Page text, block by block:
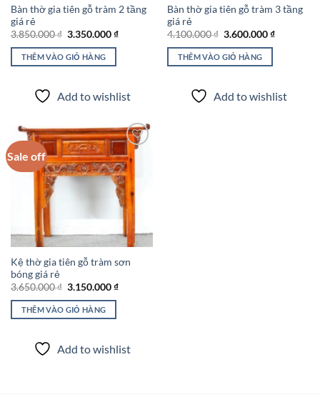
Bàn thờ gia tiên gỗ tràm 2 tầng
giá rẻ
3.850.000₫ Giá
là:
3.850.000 ₫.
3.350.000₫Giá
THÊM VÀO GIỎ HÀNG
Add to wishlist
Bàn thờ gia tiên gỗ tràm 3 tầng
giá rẻ
4.100.000₫ Giá
là:
4.100.000 ₫.
3.600.000₫Giá
THÊM VÀO GIỎ HÀNG
Add to wishlist
Sale off
Add to
wishlist
Kệ thờ gia tiên gỗ tràm sơn
bóng giá rẻ
3.650.000₫ Giá
là:
3.650.000 ₫.
3.150.000₫Giá
THÊM VÀO GIỎ HÀNG
Add to wishlist